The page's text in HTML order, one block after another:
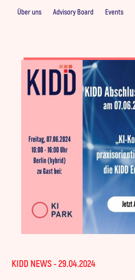
Über uns Advisory Board Events
KIDD NEWS - 29.04.2024